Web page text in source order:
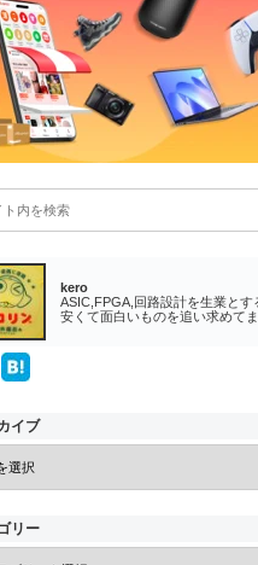
kero
ASIC,FPGA,回路設計を生業とす
安くて面白いものを追い求めて
イブ
リー